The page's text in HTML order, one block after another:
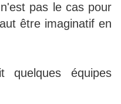
pas le cas pour
être imaginatif en
quelques équipes